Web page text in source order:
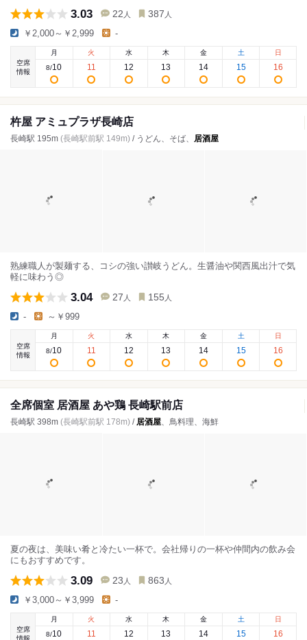
3.03 22 人 387 人
￥2,000～￥2,999 -
空席
情報
月
8/10
火
11
水
12
木
13
金
14
土
15
日
16
杵屋 アミュプラザ長崎店
長崎駅 195m (長崎駅前駅 149m) / うどん、そば、 居酒屋
熟練職人が製麺する、コシの強い讃岐うどん。生醤油や関西風出汁で気
軽に味わう◎
3.04 27 人 155 人
- ～￥999
空席
情報
月
8/10
火
11
水
12
木
13
金
14
土
15
日
16
全席個室 居酒屋 あや鶏 長崎駅前店
長崎駅 398m (長崎駅前駅 178m) / 居酒屋、鳥料理、海鮮
夏の夜は、美味い肴と冷たい一杯で。会社帰りの一杯や仲間内の飲み会
にもおすすめです。
3.09 23 人 863 人
￥3,000～￥3,999 -
空席
情報
月
8/10
火
11
水
12
木
13
金
14
土
15
日
16